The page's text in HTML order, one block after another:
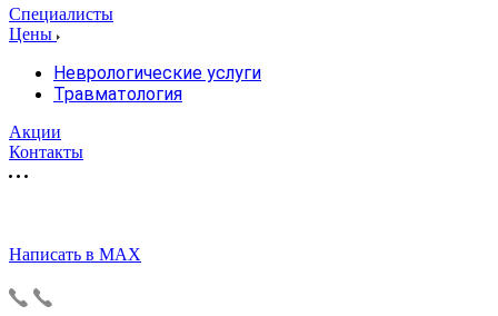
Специалисты
Цены
Неврологические услуги
Травматология
Акции
Контакты
Написать в MAX